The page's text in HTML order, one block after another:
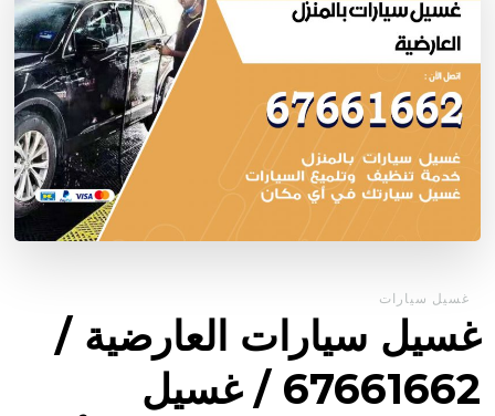
غسيل سيارات
غسيل سيارات العارضية /
67661662 / غسيل